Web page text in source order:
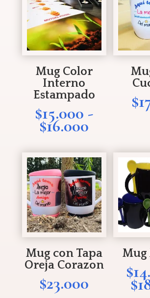
Mug Color
Interno
Estampado
$15.000 -
$16.000
precios:
desde
$15.000
hasta
$16.000
$
Mug con Tapa
Oreja Corazon
$23.000
Mug
$
$